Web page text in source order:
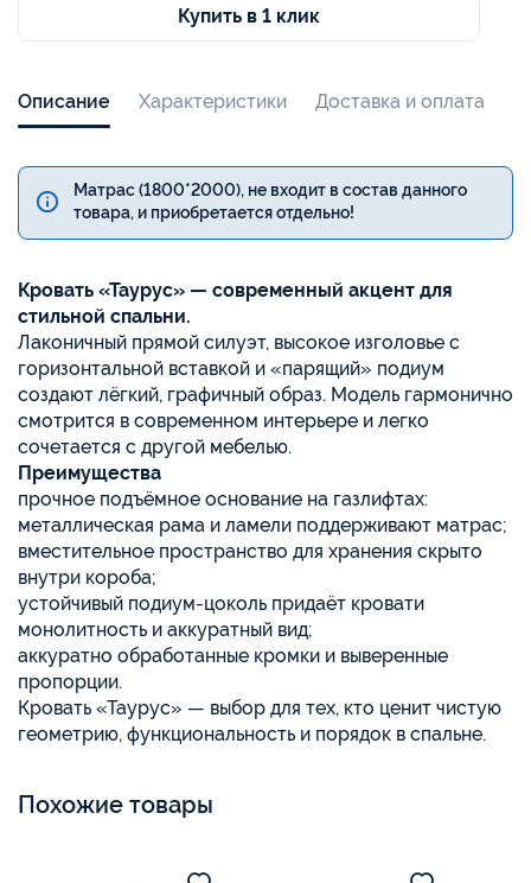
Купить в 1 клик
Описание Характеристики Доставка и оплата
Матрас (1800*2000), не входит в состав данного
товара, и приобретается отдельно!
Кровать «Таурус» — современный акцент для
стильной спальни.
Лаконичный прямой силуэт, высокое изголовье с
горизонтальной вставкой и «парящий» подиум
создают лёгкий, графичный образ. Модель гармонично
смотрится в современном интерьере и легко
сочетается с другой мебелью.
Преимущества
прочное подъёмное основание на газлифтах:
металлическая рама и ламели поддерживают матрас;
вместительное пространство для хранения скрыто
внутри короба;
устойчивый подиум-цоколь придаёт кровати
монолитность и аккуратный вид;
аккуратно обработанные кромки и выверенные
пропорции.
Кровать «Таурус» — выбор для тех, кто ценит чистую
геометрию, функциональность и порядок в спальне.
Похожие товары